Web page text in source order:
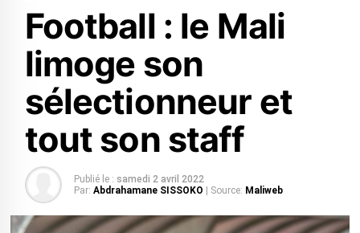
Football : le Mali
limoge son
sélectionneur et
tout son staff
Publié le : samedi 2 avril 2022
Par: Abdrahamane SISSOKO | Source: Maliweb